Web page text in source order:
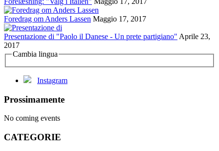
Foredrag om Anders Lassen Maggio 17, 2017
Presentazione di "Paolo il Danese - Un prete partigiano" Aprile 23,
2017
Cambia lingua
Instagram
Prossimamente
No coming events
CATEGORIE